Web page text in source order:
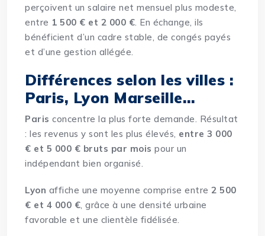
perçoivent un salaire net mensuel plus modeste,
entre 1 500 € et 2 000 €. En échange, ils
bénéficient d’un cadre stable, de congés payés
et d’une gestion allégée.
Différences selon les villes :
Paris, Lyon Marseille…
Paris concentre la plus forte demande. Résultat
: les revenus y sont les plus élevés, entre 3 000
€ et 5 000 € bruts par mois pour un
indépendant bien organisé.
Lyon affiche une moyenne comprise entre2 500
€ et 4 000 €, grâce à une densité urbaine
favorable et une clientèle fidélisée.